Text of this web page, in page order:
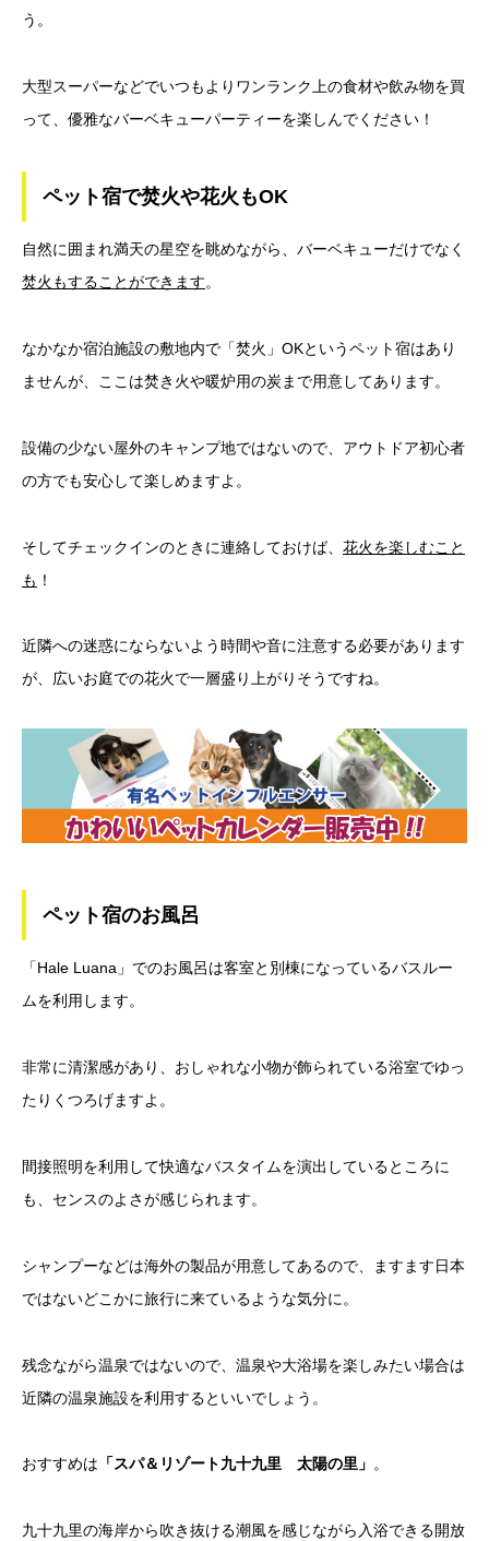
う。
大型スーパーなどでいつもよりワンランク上の食材や飲み物を買
って、優雅なバーベキューパーティーを楽しんでください！
ペット宿で焚火や花火もOK
自然に囲まれ満天の星空を眺めながら、バーベキューだけでなく
焚火もすることができます。
なかなか宿泊施設の敷地内で「焚火」OKというペット宿はあり
ませんが、ここは焚き火や暖炉用の炭まで用意してあります。
設備の少ない屋外のキャンプ地ではないので、アウトドア初心者
の方でも安心して楽しめますよ。
そしてチェックインのときに連絡しておけば、 花火を楽しむこと
も ！
近隣への迷惑にならないよう時間や音に注意する必要があります
が、広いお庭での花火で一層盛り上がりそうですね。
ペット宿のお風呂
「Hale Luana」でのお風呂は客室と別棟になっているバスルー
ムを利用します。
非常に清潔感があり、おしゃれな小物が飾られている浴室でゆっ
たりくつろげますよ。
間接照明を利用して快適なバスタイムを演出しているところに
も、センスのよさが感じられます。
シャンプーなどは海外の製品が用意してあるので、ますます日本
ではないどこかに旅行に来ているような気分に。
残念ながら温泉ではないので、温泉や大浴場を楽しみたい場合は
近隣の温泉施設を利用するといいでしょう。
おすすめは 「スパ＆リゾート九十九里 太陽の里」 。
九十九里の海岸から吹き抜ける潮風を感じながら入浴できる開放